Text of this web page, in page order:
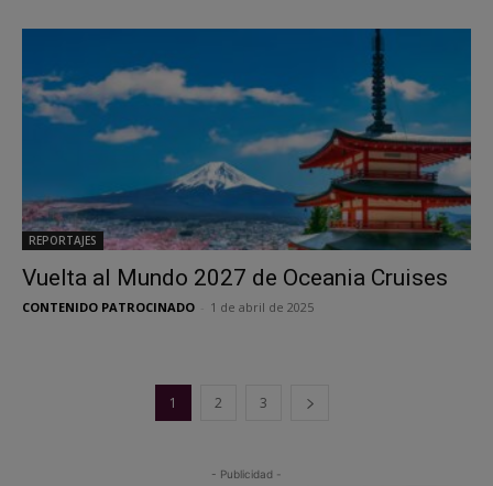
REPORTAJES
Vuelta al Mundo 2027 de Oceania Cruises
CONTENIDO PATROCINADO 1 de abril de 2025
1 2 3
- Publicidad -